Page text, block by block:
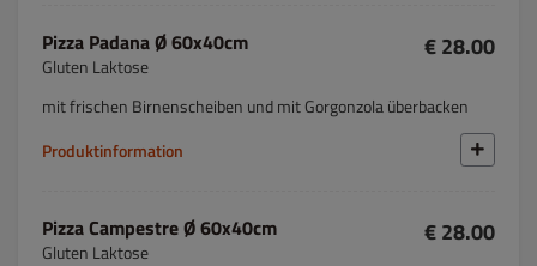
Pizza Padana Ø 60x40cm
Gluten Laktose
€ 28.00
mit frischen Birnenscheiben und mit Gorgonzola überbacken
Produktinformation
Pizza Campestre Ø 60x40cm
Gluten Laktose
€ 28.00